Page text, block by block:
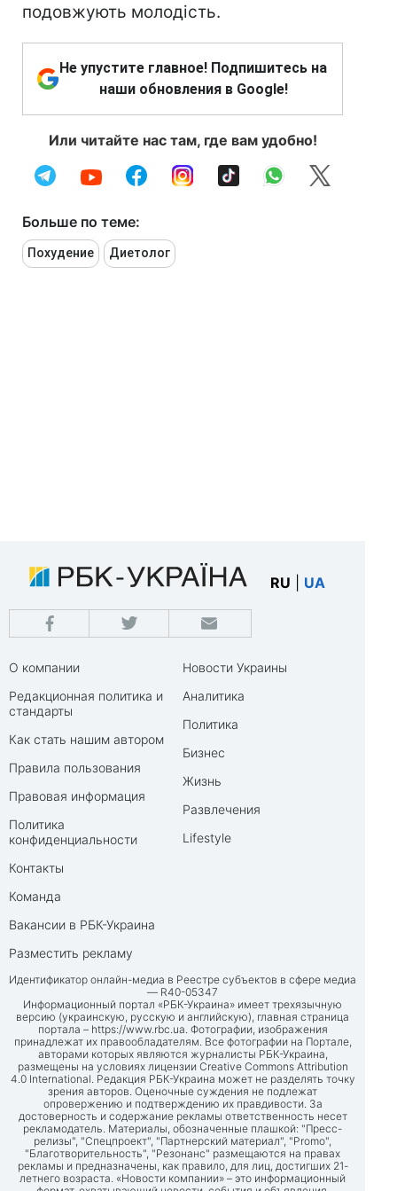
подовжують молодість.
Не упустите главное! Подпишитесь на
наши обновления в Google!
Или читайте нас там, где вам удобно!
Больше по теме:
Похудение Диетолог
RU UA
О компании
Редакционная политика и
стандарты
Как стать нашим автором
Правила пользования
Правовая информация
Политика
конфиденциальности
Контакты
Команда
Вакансии в РБК-Украина
Разместить рекламу
Новости Украины
Аналитика
Политика
Бизнес
Жизнь
Развлечения
Lifestyle
Идентификатор онлайн-медиа в Реестре субъектов в сфере медиа
— R40-05347
Информационный портал «РБК-Украина» имеет трехязычную
версию (украинскую, русскую и английскую), главная страница
портала – https://www.rbc.ua . Фотографии, изображения
принадлежат их правообладателям. Все фотографии на Портале,
авторами которых являются журналисты РБК-Украина,
размещены на условиях лицензии Creative Commons Attribution
4.0 International. Редакция РБК-Украина может не разделять точку
зрения авторов. Оценочные суждения не подлежат
опровержению и подтверждению их правдивости. За
достоверность и содержание рекламы ответственность несет
рекламодатель. Материалы, обозначенные плашкой: "Пресс-
релизы", "Спецпроект", "Партнерский материал", "Promo",
"Благотворительность", "Резонанс" размещаются на правах
рекламы и предназначены, как правило, для лиц, достигших 21-
летнего возраста. «Новости компании» – это информационный